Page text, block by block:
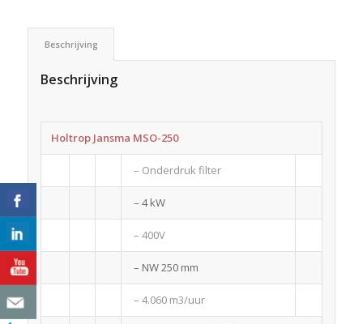
Beschrijving
Beschrijving
Holtrop Jansma MSO-250
– Onderdruk filter
– 4 kW
– 400V
– NW 250 mm
– 4.060 m3/uur